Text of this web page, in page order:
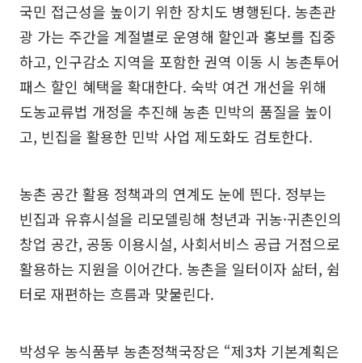
국민 접근성을 높이기 위한 장치도 병행된다. 농촌관
광 가는 주간을 계절별로 운영해 할인과 홍보를 집중
하고, 인구감소 지역을 포함한 권역 이동 시 농촌투어
패스 할인 혜택을 확대한다. 숙박 여건 개선을 위해
도농교류법 개정을 추진해 농촌 민박의 품질을 높이
고, 빈집을 활용한 민박 사업 제도화도 검토한다.
농촌 공간 활용 정책과의 연계도 눈에 띈다. 정부는
빈집과 유휴시설을 리모델링해 청년과 귀농·귀촌인의
창업 공간, 공동 이용시설, 사회서비스 공급 거점으로
활용하는 지원을 이어간다. 농촌을 일터이자 삶터, 쉼
터로 재편하는 흐름과 맞물린다.
박성우 농식품부 농촌정책국장은 “제3차 기본계획은